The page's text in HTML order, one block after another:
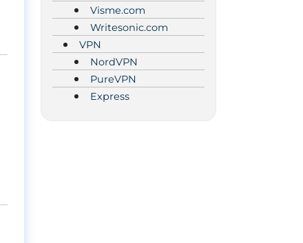
Visme.com
Writesonic.com
VPN
NordVPN
PureVPN
Express